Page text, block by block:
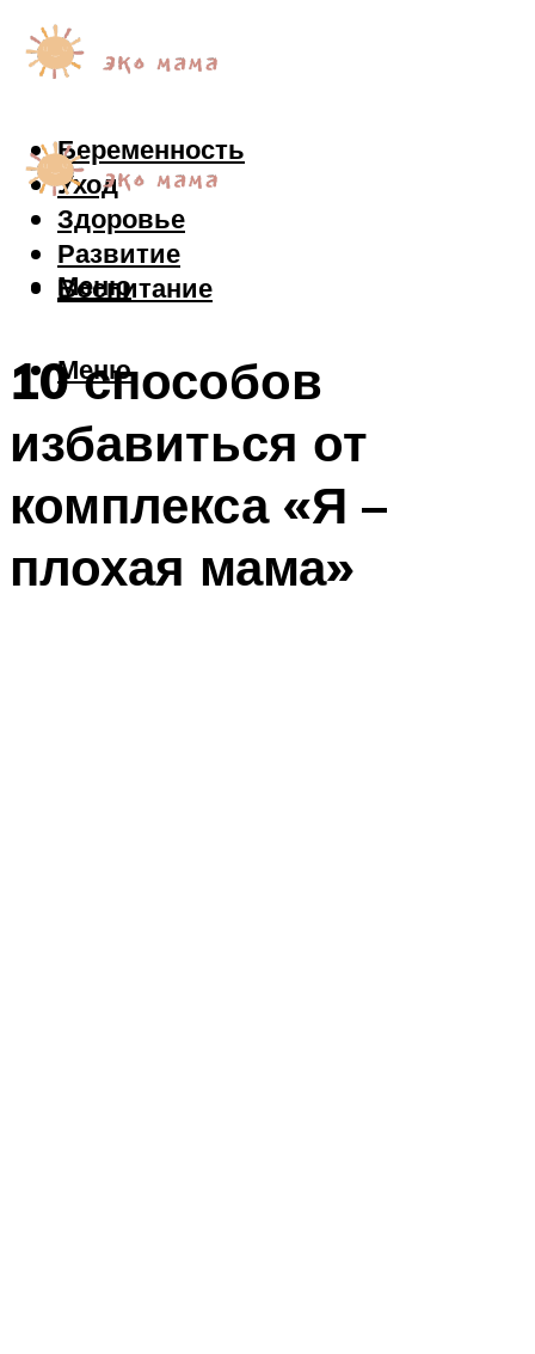
Беременность
Уход
Здоровье
Развитие
Воспитание
Меню
Меню
10 способов
избавиться от
комплекса «Я –
плохая мама»